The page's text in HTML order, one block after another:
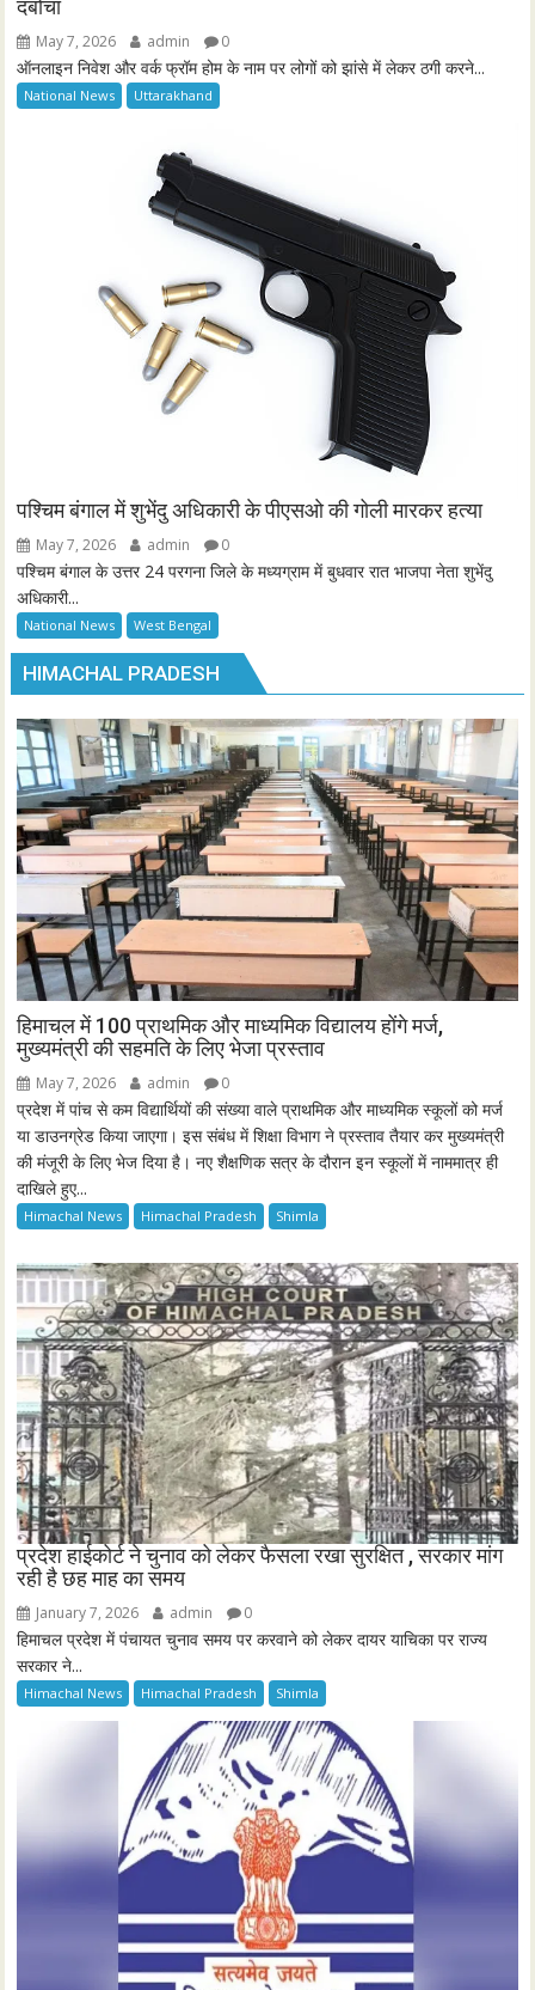
दबोचा
May 7, 2026 admin 0
ऑनलाइन निवेश और वर्क फ्रॉम होम के नाम पर लोगों को झांसे में लेकर ठगी करने...
National News Uttarakhand
पश्चिम बंगाल में शुभेंदु अधिकारी के पीएसओ की गोली मारकर हत्या
May 7, 2026 admin 0
पश्चिम बंगाल के उत्तर 24 परगना जिले के मध्यग्राम में बुधवार रात भाजपा नेता शुभेंदु
अधिकारी...
National News West Bengal
HIMACHAL PRADESH
हिमाचल में 100 प्राथमिक और माध्यमिक विद्यालय होंगे मर्ज,
मुख्यमंत्री की सहमति के लिए भेजा प्रस्ताव
May 7, 2026 admin 0
प्रदेश में पांच से कम विद्यार्थियों की संख्या वाले प्राथमिक और माध्यमिक स्कूलों को मर्ज
या डाउनग्रेड किया जाएगा। इस संबंध में शिक्षा विभाग ने प्रस्ताव तैयार कर मुख्यमंत्री
की मंजूरी के लिए भेज दिया है। नए शैक्षणिक सत्र के दौरान इन स्कूलों में नाममात्र ही
दाखिले हुए...
Himachal News Himachal Pradesh Shimla
प्रदेश हाईकोर्ट ने चुनाव को लेकर फैसला रखा सुरक्षित , सरकार मांग
रही है छह माह का समय
January 7, 2026 admin 0
हिमाचल प्रदेश में पंचायत चुनाव समय पर करवाने को लेकर दायर याचिका पर राज्य
सरकार ने...
Himachal News Himachal Pradesh Shimla